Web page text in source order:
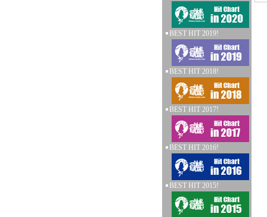
BEST HIT 2019!
BEST HIT 2018!
BEST HIT 2017!
BEST HIT 2016!
BEST HIT 2015!